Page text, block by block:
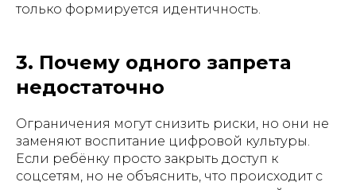
только формируется идентичность.
3. Почему одного запрета
недостаточно
Ограничения могут снизить риски, но они не
заменяют воспитание цифровой культуры.
Если ребёнку просто закрыть доступ к
соцсетям, но не объяснить, что происходит с